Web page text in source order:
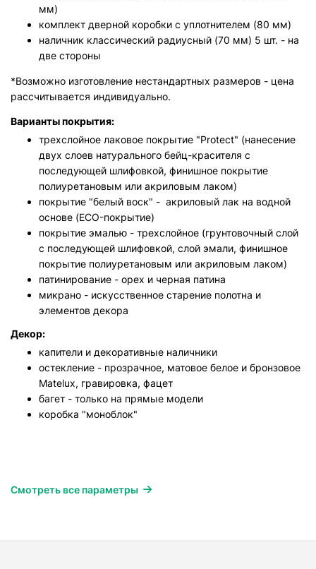
мм)
комплект дверной коробки с уплотнителем (80 мм)
наличник классический радиусный (70 мм) 5 шт. - на
две стороны
*Возможно изготовление нестандартных размеров - цена
рассчитывается индивидуально.
Варианты покрытия:
трехслойное лаковое покрытие "Protect" (нанесение
двух слоев натурального бейц-красителя с
последующей шлифовкой, финишное покрытие
полиуретановым или акриловым лаком)
покрытие "белый воск" - акриловый лак на водной
основе (ECO-покрытие)
покрытие эмалью - трехслойное (грунтовочный слой
с последующей шлифовкой, слой эмали, финишное
покрытие полиуретановым или акриловым лаком)
патинирование - орех и черная патина
микрано - искусственное старение полотна и
элементов декора
Декор:
капители и декоративные наличники
остекление - прозрачное, матовое белое и бронзовое
Matelux, гравировка, фацет
багет - только на прямые модели
коробка "моноблок"
Смотреть все параметры